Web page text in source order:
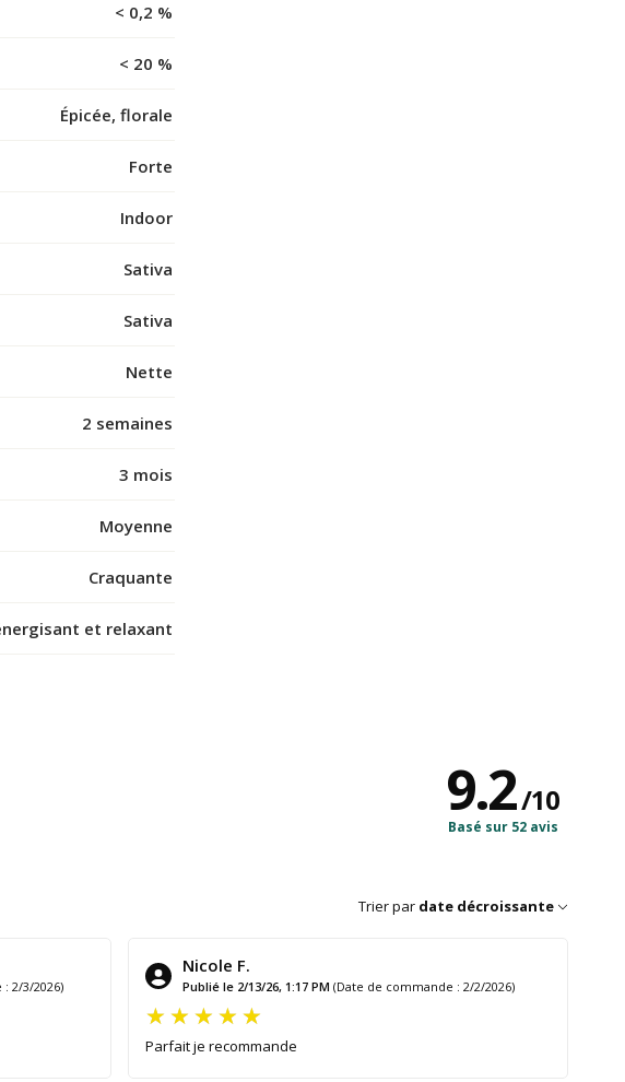
< 0,2 %
< 20 %
Épicée, florale
Forte
Indoor
Sativa
Sativa
Nette
2 semaines
3 mois
Moyenne
Craquante
et relaxant
9.2/10
Basé sur 52 avis
Trier par date décroissante
2/3/2026)
Nicole F.
Publié le 2/13/26, 1:17 PM (Date de commande : 2/2/2026)
Parfait je recommande